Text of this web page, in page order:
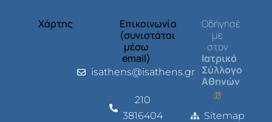
Χάρτης
Επικοινωνία
(συνιστάται
μέσω
email)
isathens@isathens.gr
210
3816404
Οδήγησέ
με
στον
Ιατρικό
Σύλλογο
Αθηνών
Sitemap